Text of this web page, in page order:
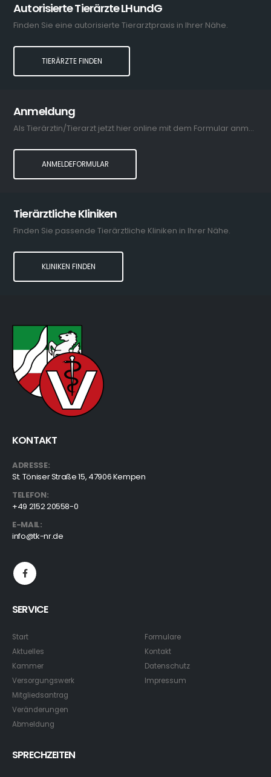
Autorisierte Tierärzte LHundG
Finden Sie eine autorisierte Tierarztpraxis in Ihrer Nähe.
TIERÄRZTE FINDEN
Anmeldung
Als Tierärztin/Tierarzt jetzt hier online mit dem Formular anmelden.
ANMELDEFORMULAR
Tierärztliche Kliniken
Finden Sie passende Tierärztliche Kliniken in Ihrer Nähe.
KLINIKEN FINDEN
KONTAKT
ADRESSE:
St. Töniser Straße 15, 47906 Kempen
TELEFON:
+49 2152 20558-0
E-MAIL:
info@tk-nr.de
SERVICE
Start
Aktuelles
Kammer
Versorgungswerk
Mitgliedsantrag
Veränderungen
Abmeldung
Formulare
Kontakt
Datenschutz
Impressum
SPRECHZEITEN